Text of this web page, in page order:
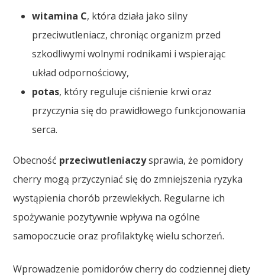
witamina C, która działa jako silny
przeciwutleniacz, chroniąc organizm przed
szkodliwymi wolnymi rodnikami i wspierając
układ odpornościowy,
potas, który reguluje ciśnienie krwi oraz
przyczynia się do prawidłowego funkcjonowania
serca.
Obecność przeciwutleniaczysprawia, że pomidory
cherry mogą przyczyniać się do zmniejszenia ryzyka
wystąpienia chorób przewlekłych. Regularne ich
spożywanie pozytywnie wpływa na ogólne
samopoczucie oraz profilaktykę wielu schorzeń.
Wprowadzenie pomidorów cherry do codziennej diety